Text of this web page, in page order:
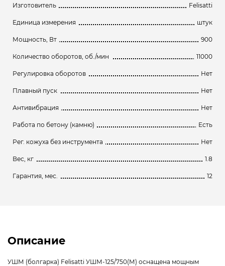
Изготовитель Felisatti
Единица измерения штук
Мощность, Вт 900
Количество оборотов, об./мин 11000
Регулировка оборотов Нет
Плавный пуск Нет
Антивибрация Нет
Работа по бетону (камню) Есть
Рег. кожуха без инструмента Нет
Вес, кг 1.8
Гарантия, мес. 12
Описание
УШМ (болгарка) Felisatti УШМ-125/750(М) оснащена мощным